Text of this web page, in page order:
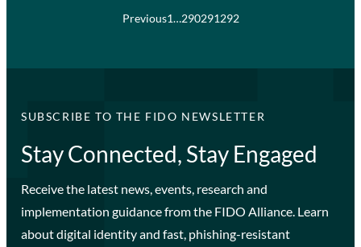
Previous1…290291292
SUBSCRIBE TO THE FIDO NEWSLETTER
Stay Connected, Stay Engaged
Receive the latest news, events, research and
implementation guidance from the FIDO Alliance. Learn
about digital identity and fast, phishing-resistant